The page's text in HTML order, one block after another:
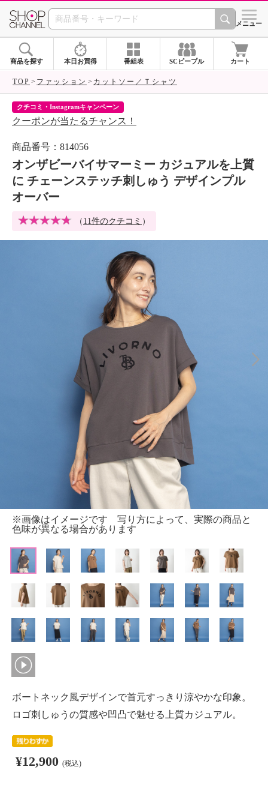
SHOP CHANNEL シメニュー
商品を探す 本日お買得 番組表 SCピープル カート
TOP ファッション カットソー／Ｔシャツ
クチコミ・Instagramキャンペーン
クーポンが当たるチャンス！
商品番号：814056
オンザビーバイサマーミー カジュアルを上質
に チェーンステッチ刺しゅう デザインプル
オーバー
（ 11件のクチコミ ）
※画像はイメージです 写り方によって、実際の商品と
色味が異なる場合があります
ボートネック風デザインで首元すっきり涼やかな印象。
ロゴ刺しゅうの質感や凹凸で魅せる上質カジュアル。
¥12,900 (税込)